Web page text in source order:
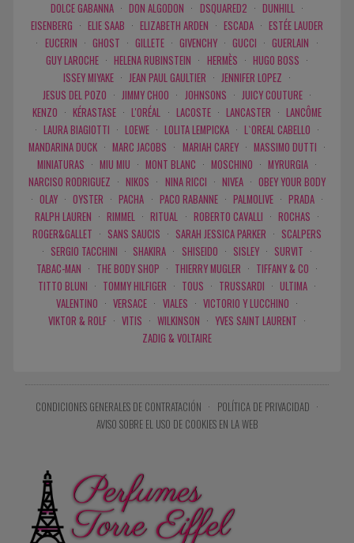
DOLCE GABANNA · DON ALGODON · DSQUARED2 · DUNHILL ·
EISENBERG · ELIE SAAB · ELIZABETH ARDEN · ESCADA · ESTÉE LAUDER
· EUCERIN · GHOST · GILLETE · GIVENCHY · GUCCI · GUERLAIN ·
GUY LAROCHE · HELENA RUBINSTEIN · HERMÈS · HUGO BOSS ·
ISSEY MIYAKE · JEAN PAUL GAULTIER · JENNIFER LOPEZ ·
JESUS DEL POZO · JIMMY CHOO · JOHNSONS · JUICY COUTURE ·
KENZO · KÉRASTASE · L'ORÉAL · LACOSTE · LANCASTER · LANCÔME
· LAURA BIAGIOTTI · LOEWE · LOLITA LEMPICKA · L`OREAL CABELLO ·
MANDARINA DUCK · MARC JACOBS · MARIAH CAREY · MASSIMO DUTTI ·
MINIATURAS · MIU MIU · MONT BLANC · MOSCHINO · MYRURGIA ·
NARCISO RODRIGUEZ · NIKOS · NINA RICCI · NIVEA · OBEY YOUR BODY
· OLAY · OYSTER · PACHA · PACO RABANNE · PALMOLIVE · PRADA ·
RALPH LAUREN · RIMMEL · RITUAL · ROBERTO CAVALLI · ROCHAS ·
ROGER&GALLET · SANS SAUCIS · SARAH JESSICA PARKER · SCALPERS
· SERGIO TACCHINI · SHAKIRA · SHISEIDO · SISLEY · SURVIT ·
TABAC-MAN · THE BODY SHOP · THIERRY MUGLER · TIFFANY & CO ·
TITTO BLUNI · TOMMY HILFIGER · TOUS · TRUSSARDI · ULTIMA ·
VALENTINO · VERSACE · VIALES · VICTORIO Y LUCCHINO ·
VIKTOR & ROLF · VITIS · WILKINSON · YVES SAINT LAURENT ·
ZADIG & VOLTAIRE
CONDICIONES GENERALES DE CONTRATACIÓN · POLÍTICA DE PRIVACIDAD ·
AVISO SOBRE EL USO DE COOKIES EN LA WEB